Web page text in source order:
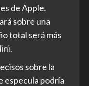
de Apple.
sobre una
total será más
sobre la
especula podría